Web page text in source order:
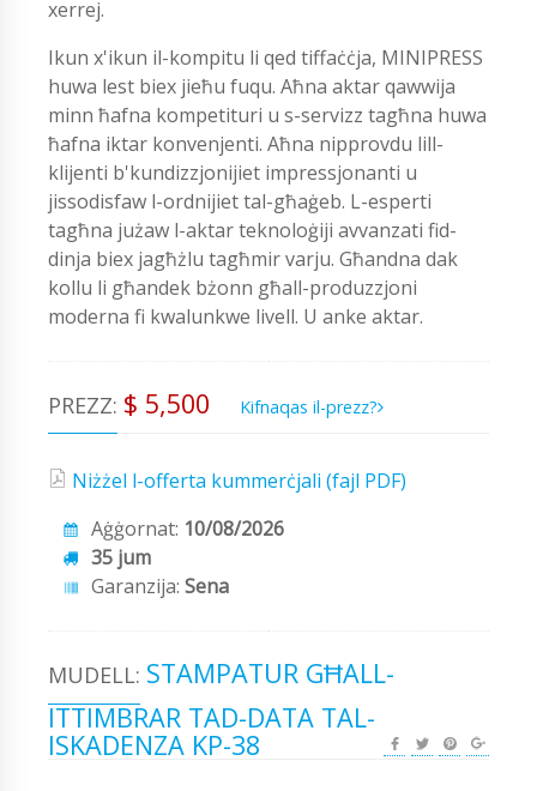
xerrej.
Ikun x'ikun il-kompitu li qed tiffaċċja, MINIPRESS
huwa lest biex jieħu fuqu. Aħna aktar qawwija
minn ħafna kompetituri u s-servizz tagħna huwa
ħafna iktar konvenjenti. Aħna nipprovdu lill-
klijenti b'kundizzjonijiet impressjonanti u
jissodisfaw l-ordnijiet tal-għaġeb. L-esperti
tagħna jużaw l-aktar teknoloġiji avvanzati fid-
dinja biex jagħżlu tagħmir varju. Għandna dak
kollu li għandek bżonn għall-produzzjoni
moderna fi kwalunkwe livell. U anke aktar.
PREZZ: $ 5,500 Kifnaqas il-prezz?
Niżżel l-offerta kummerċjali (fajl PDF)
Aġġornat: 10/08/2026
35 jum
Garanzija: Sena
MUDELL: STAMPATUR GĦALL-
ITTIMBRAR TAD-DATA TAL-
ISKADENZA KP-38